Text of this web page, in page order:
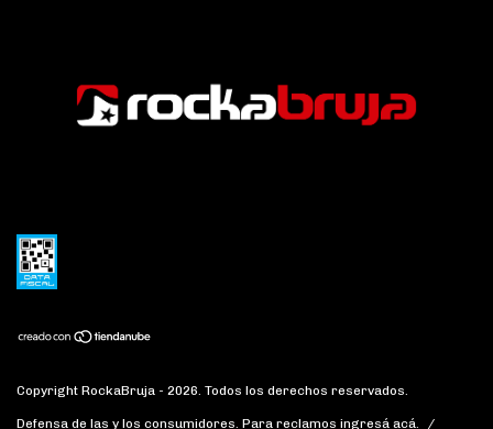
Copyright RockaBruja - 2026. Todos los derechos reservados.
Defensa de las y los consumidores. Para reclamos ingresá acá. /